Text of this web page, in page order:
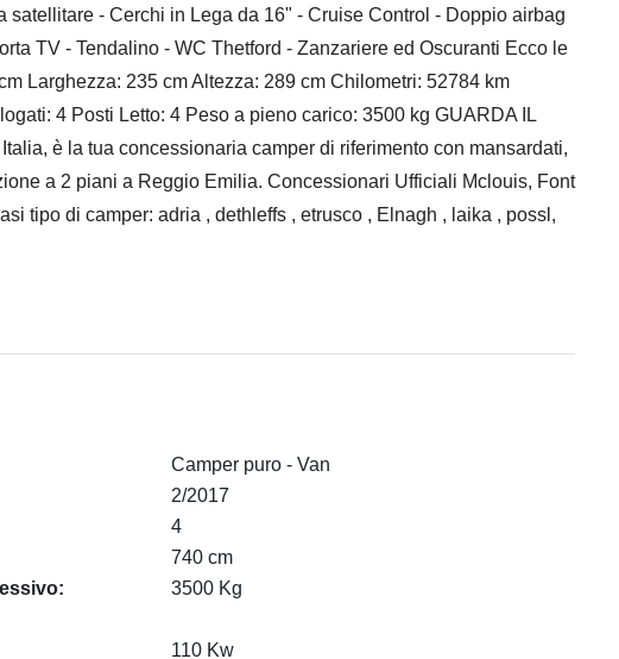
- Cerchi in Lega da 16" - Cruise Control - Doppio airbag
TV - Tendalino - WC Thetford - Zanzariere ed Oscuranti Ecco le
Larghezza: 235 cm Altezza: 289 cm Chilometri: 52784 km
4 Posti Letto: 4 Peso a pieno carico: 3500 kg GUARDA IL
è la tua concessionaria camper di riferimento con mansardati,
a 2 piani a Reggio Emilia. Concessionari Ufficiali Mclouis, Font
tipo di camper: adria , dethleffs , etrusco , Elnagh , laika , possl,
Camper puro - Van
2/2017
4
740 cm
3500 Kg
110 Kw